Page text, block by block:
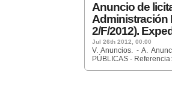
Anuncio de
Administración
2/F/2012).
Jul 26th 2012, 00:00
V. Anuncios. - A.
PÚBLICAS -